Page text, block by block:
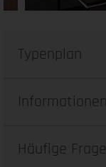
Typenplan
Häufige